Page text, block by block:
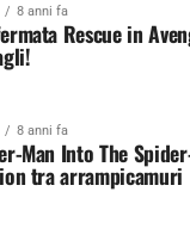
8 anni fa
Rescue in
8 anni fa
Man Into The
tra arrampicamuri